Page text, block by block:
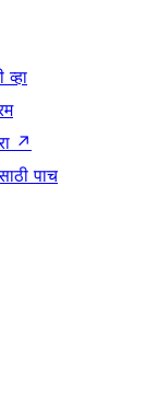
व्हा
↗
पाच